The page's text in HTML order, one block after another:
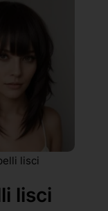
lisci
lisci